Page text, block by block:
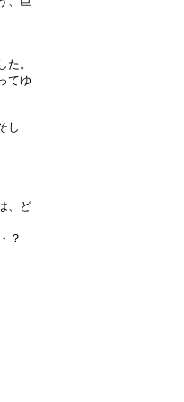
。
てゆ
し
、ど
？